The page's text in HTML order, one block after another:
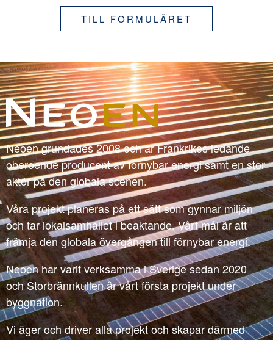
TILL FORMULÄRET
Neoen grundades 2008 och är Frankrikes ledande
oberoende producent av förnybar energi samt en stor
aktör på den globala scenen.
Våra projekt planeras på ett sätt som gynnar miljön
och tar lokalsamhället i beaktande. Vårt mål är att
främja den globala övergången till förnybar energi.
Neoen har varit verksamma i Sverige sedan 2020
och Storbrännkullen är vårt första projekt under
byggnation.
Vi äger och driver alla projekt och skapar därmed